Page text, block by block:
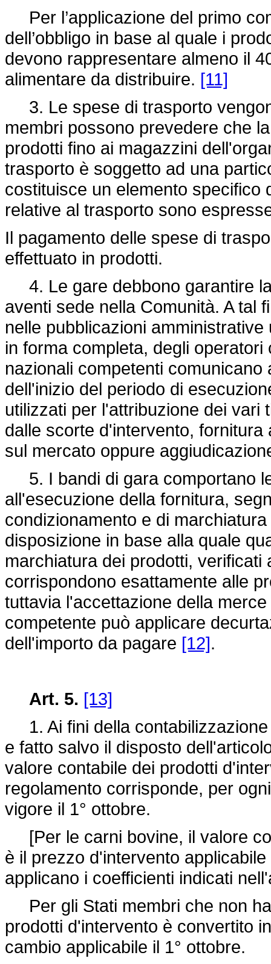
Per l’applicazione del primo
dell’obbligo in base al quale i
devono rappresentare almeno il
alimentare da distribuire. [11]
3. Le spese di trasporto
membri possono prevedere che
prodotti fino ai magazzini
trasporto è soggetto ad una
costituisce un elemento specifico
relative al trasporto sono
Il pagamento delle spese di
effettuato in prodotti.
4. Le gare debbono garantire
aventi sede nella Comunità. A tal
nelle pubblicazioni
in forma completa, degli
nazionali competenti
dell'inizio del periodo di
utilizzati per l'attribuzione dei vari
dalle scorte d'intervento,
sul mercato oppure
5. I bandi di gara comportano
all'esecuzione della fornitura,
condizionamento e di
disposizione in base alla quale
marchiatura dei prodotti,
corrispondono esattamente alle
tuttavia l'accettazione della
competente può applicare
dell'importo da pagare [12].
Art. 5. [13]
1. Ai fini della
e fatto salvo il disposto
valore contabile dei prodotti
regolamento corrisponde, per
vigore il 1° ottobre.
[Per le carni bovine, il valore
è il prezzo d'intervento
applicano i coefficienti indicati
Per gli Stati membri che non
prodotti d'intervento è convertito
cambio applicabile il 1° ottobre.